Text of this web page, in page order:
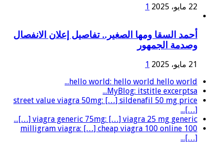
22 مايو، 2025 1
أحمد السقا ومها الصغير.. تفاصيل إعلان الانفصال
وصدمة الجمهور
21 مايو، 2025
1
hello world: hello world hello world...
MyBlog: itstitle excerptsa...
street value viagra 50mg: […] sildenafil 50 mg price
[…]...
viagra generic 75mg: […] viagra 25 mg generic […]...
100 milligram viagra: […] cheap viagra 100 online
[…]...